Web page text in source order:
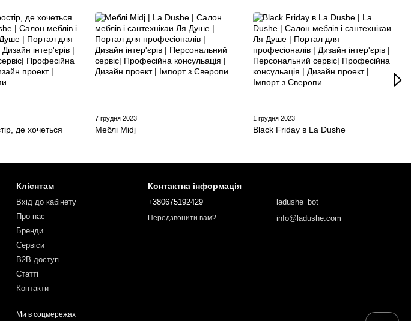
де хочеться
7 грудня 2023
Меблі Midj
1 грудня 2023
Black Friday в La Dushe
Клієнтам
Вхід до кабінету
Про нас
Бренди
Сервіси
B2B доступ
Статті
Контакти
Ми в соцмережах
Контактна інформація
+380675192429
Передзвонити вам?
ladushe_bot
info@ladushe.com